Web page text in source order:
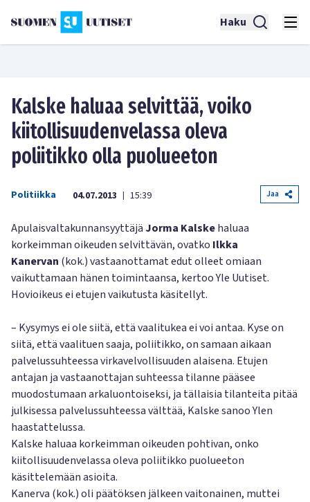
Haku
Kalske haluaa selvittää, voiko
kiitollisuudenvelassa oleva
poliitikko olla puolueeton
Politiikka 04.07.2013 | 15:39 Jaa
Apulaisvaltakunnansyyttäjä Jorma Kalskehaluaa
korkeimman oikeuden selvittävän, ovatko Ilkka
Kanervan (kok.) vastaanottamat edut olleet omiaan
vaikuttamaan hänen toimintaansa, kertoo Yle Uutiset.
Hovioikeus ei etujen vaikutusta käsitellyt.
– Kysymys ei ole siitä, että vaalitukea ei voi antaa. Kyse on
siitä, että vaalituen saaja, poliitikko, on samaan aikaan
palvelussuhteessa virkavelvollisuuden alaisena. Etujen
antajan ja vastaanottajan suhteessa tilanne pääsee
muodostumaan arkaluontoiseksi, ja tällaisia tilanteita pitää
julkisessa palvelussuhteessa välttää, Kalske sanoo Ylen
haastattelussa.
Kalske haluaa korkeimman oikeuden pohtivan, onko
kiitollisuudenvelassa oleva poliitikko puolueeton
käsittelemään asioita.
Kanerva (kok.) oli päätöksen jälkeen vaitonainen, muttei